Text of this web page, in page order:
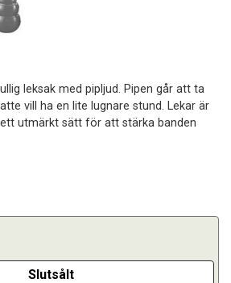
leksak med pipljud. Pipen går att ta
vill ha en lite lugnare stund. Lekar är
utmärkt sätt för att stärka banden
Slutsålt